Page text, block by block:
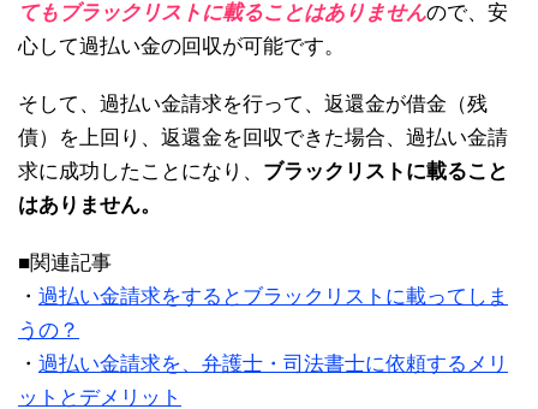
てもブラックリストに載ることはありませんので、安
心して過払い金の回収が可能です。
そして、過払い金請求を行って、返還金が借金（残
債）を上回り、返還金を回収できた場合、過払い金請
求に成功したことになり、 ブラックリストに載ること
はありません。
■関連記事
・ 過払い金請求をするとブラックリストに載ってしま
うの？
・ 過払い金請求を、弁護士・司法書士に依頼するメリ
ットとデメリット